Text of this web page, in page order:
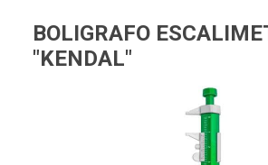
BOLIGRAFO
"KENDAL"